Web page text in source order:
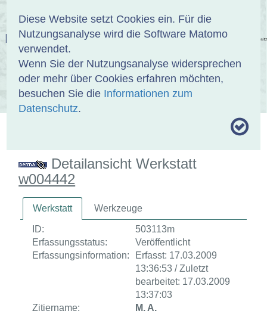
Diese Website setzt Cookies ein. Für die
Nutzungsanalyse wird die Software Matomo
verwendet.
Wenn Sie der Nutzungsanalyse widersprechen
oder mehr über Cookies erfahren möchten,
besuchen Sie die Informationen zum
Datenschutz.
EINBANDDATENBANK
ÜBER UNS SAMMLUNGEN SUCHE
Detailansicht Werkstatt
w004442
Werkstatt Werkzeuge
ID:
503113m
Erfassungsstatus:
Veröffentlicht
Erfassungsinformation:
Erfasst: 17.03.2009
13:36:53 / Zuletzt
bearbeitet: 17.03.2009
13:37:03
Zitiername:
M. A.